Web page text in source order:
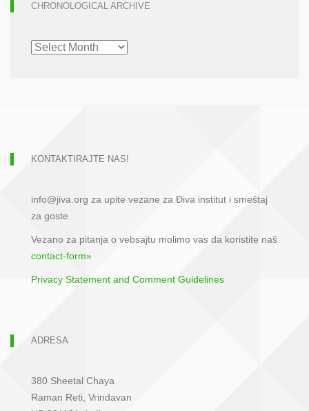
CHRONOLOGICAL ARCHIVE
CHRONOLOGICAL
ARCHIVE
KONTAKTIRAJTE NAS!
info@jiva.org za upite vezane za Điva institut i smeštaj
za goste
Vezano za pitanja o vebsajtu molimo vas da koristite naš
contact-form»
Privacy Statement and Comment Guidelines
ADRESA
380 Sheetal Chaya
Raman Reti, Vrindavan